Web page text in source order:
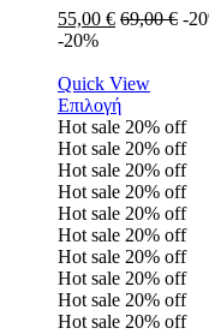
55,00 € 69,00€ -
-20%
Quick View
Επιλογή
Hot sale 20% off
Hot sale 20% off
Hot sale 20% off
Hot sale 20% off
Hot sale 20% off
Hot sale 20% off
Hot sale 20% off
Hot sale 20% off
Hot sale 20% off
Hot sale 20% off